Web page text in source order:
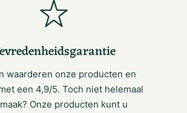
waarderen onze producten en
een 4,9/5. Toch niet helemaal
Onze producten kunt u